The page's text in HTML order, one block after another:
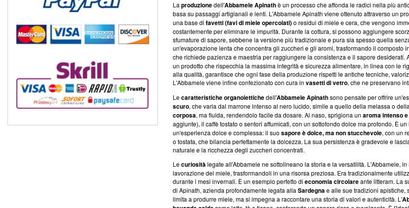
La produzionedell'Abbamele Apinathè un processo che affonda le radici nella più
basa su passaggi artigianali e lenti. L'Abbamele Apinath viene ottenuto attraverso un
una base di favetti (favi di miele opercolati)o residui di miele e cera, che vengono
costantemente per eliminare le impurità. Durante la cottura, si possono aggiungere
sfumature di sapore, sebbene la versione più tradizionale e pura sia spesso quella
un'evaporazione lenta che concentra gli zuccheri e gli aromi, trasformando il composto
che richiede pazienza e maestria per raggiungere la consistenza e il sapore desiderati.
un prodotto che rispecchia la massima integrità e sicurezza alimentare, in linea con le
alla qualità, garantisce che ogni fase della produzione rispetti le antiche tecniche,
L'Abbamele viene infine confezionato con cura in vasetti di vetro, che ne preservano
Lecaratteristiche organolettichedell'Abbamele Apinathsono pensate per offrire
scuro, che varia dal marrone intenso al nero lucido, simile a quello della melassa o
corposa, ma fluida, rendendolo facile da dosare. Al naso, sprigiona un aroma intenso
aggiunte), il caffè tostato o sentori affumicati, con un sottofondo dolce ma profondo. È un
un'esperienza dolce e complessa: il suo sapore è dolce, ma non stucchevole, con un
o tostata, che bilancia perfettamente la dolcezza. La sua persistenza è gradevole e
naturale e la ricchezza degli zuccheri concentrati.
Lecuriositàlegate all'Abbamele ne sottolineano la storia e la versatilità. L'Abbamele,
lavorazione del miele, trasformandoli in una risorsa preziosa. Era tradizionalmente
durante i mesi invernali. È un esempio perfetto di economia circolareante litteram. La
di Apinath, azienda profondamente legata alla Sardegnae alle sue tradizioni apistiche,
limita a produrre miele, ma si impegna a raccontare una storia di valori e autenticità. L'